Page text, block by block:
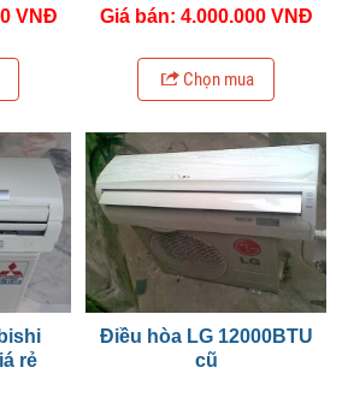
VNĐ Giá bán: 4.000.000 VNĐ
Chọn mua
rẻ
Điều hòa LG 12000BTU
cũ